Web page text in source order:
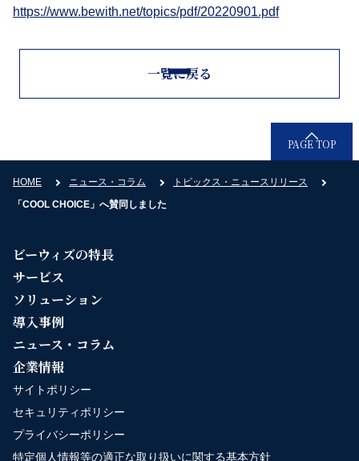
https://www.bewith.net/topics/pdf/20220901.pdf
一覧に戻る
HOME ニュース・コラム
トピックス・ニュースリリース
「COOL CHOICE」へ賛同しました
PAGE TOP
ビーウィズの特長
サービス
ソリューション
導入事例
ニュース・コラム
企業情報
サイトポリシー
セキュリティポリシー
プライバシーポリシー
特定個人情報等の適正な取り扱いに関する基本方針